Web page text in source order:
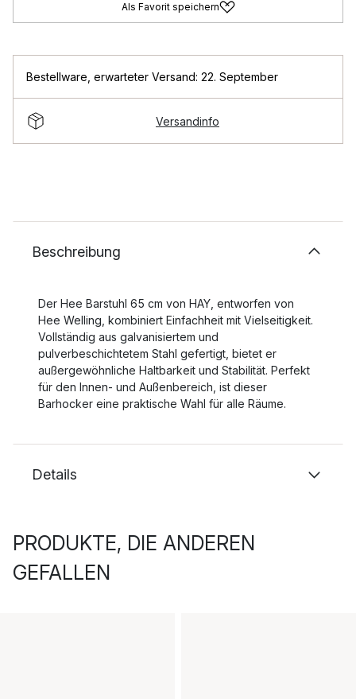
Als Favorit speichern
Bestellware erwarteter Versand: 22. September
Versandinfo
Beschreibung
Der Hee Barstuhl 65 cm von HAY, entworfen von
Hee Welling, kombiniert Einfachheit mit Vielseitigkeit.
Vollständig aus galvanisiertem und
pulverbeschichtetem Stahl gefertigt, bietet er
außergewöhnliche Haltbarkeit und Stabilität. Perfekt
für den Innen- und Außenbereich, ist dieser
Barhocker eine praktische Wahl für alle Räume.
Details
PRODUKTE, DIE ANDEREN
GEFALLEN